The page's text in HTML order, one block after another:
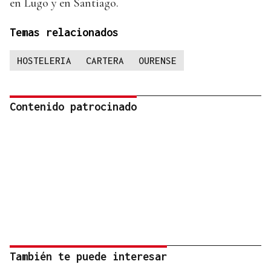
en Lugo y en Santiago.
Temas relacionados
HOSTELERIA CARTERA OURENSE
Contenido patrocinado
También te puede interesar